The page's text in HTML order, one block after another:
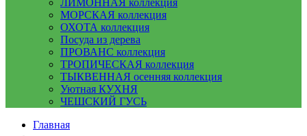
ЛИМОННАЯ коллекция
МОРСКАЯ коллекция
ОХОТА коллекция
Посуда из дерева
ПРОВАНС коллекция
ТРОПИЧЕСКАЯ коллекция
ТЫКВЕННАЯ осенняя коллекция
Уютная КУХНЯ
ЧЕШСКИЙ ГУСЬ
Главная